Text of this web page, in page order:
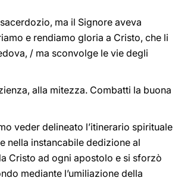
ma il Signore aveva
e rendiamo gloria a Cristo, che li
/ ma sconvolge le vie degli
alla mitezza. Combatti la buona
veder delineato l’itinerario spirituale
nella instancabile dedizione al
Cristo ad ogni apostolo e si sforzò
mediante l’umiliazione della